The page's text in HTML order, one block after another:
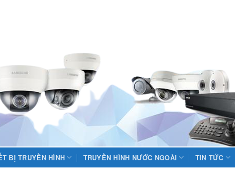
BỊ TRUYỀN HÌNH TRUYỀN HÌNH NƯỚC NGOÀI TIN TỨC